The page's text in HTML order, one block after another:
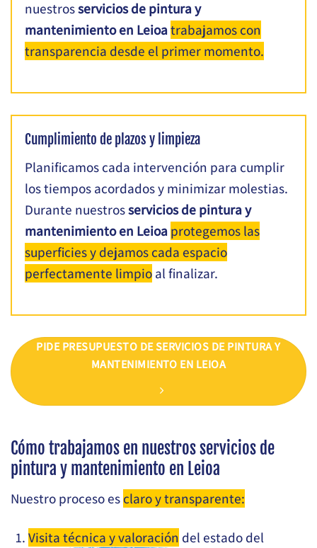
nuestrosservicios de pintura y
mantenimiento en Leioatrabajamos con
transparencia desde el primer momento.
Cumplimiento de plazos y limpieza
Planificamos cada intervención para cumplir
los tiempos acordados y minimizar molestias.
Durante nuestrosservicios de pintura y
mantenimiento en Leioaprotegemos las
superficies y dejamos cada espacio
perfectamente limpioal finalizar.
PIDE PRESUPUESTO DE SERVICIOS DE PINTURA Y
MANTENIMIENTO EN LEIOA
Cómo trabajamos en nuestros servicios de
pintura y mantenimiento en Leioa
Nuestro proceso esclaro y transparente:
Visita técnica y valoración del estado del